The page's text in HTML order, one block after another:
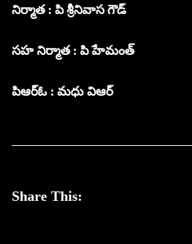
నిర్మాత : పి శ్రీనివాస గౌడ్
సహ నిర్మాత : పి హేమంత్
పిఆర్ఓ : మధు విఆర్
Share This: